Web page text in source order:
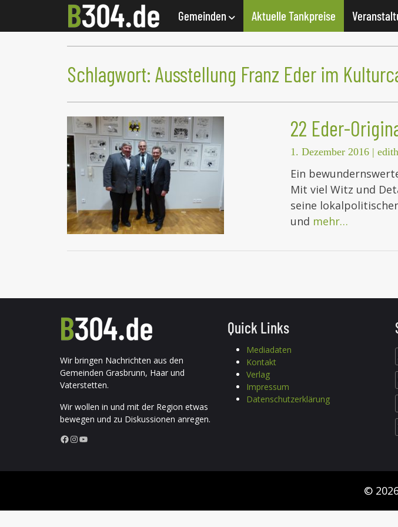
Gemeinden Aktuelle Tankpreise
Schlagwort: Ausstellung Franz Eder im
22 Eder-
1. Dezember 2016 |
Ein
Mit viel Witz und
seine
und mehr…
Wir bringen Nachrichten aus den
Gemeinden Grasbrunn, Haar und
Vaterstetten.
Wir wollen in und mit der Region etwas
bewegen und zu Diskussionen anregen.
Facebook InstagramYouTube
Quick Links
Mediadaten
Kontakt
Verlag
Impressum
Datenschutzerklärung
©